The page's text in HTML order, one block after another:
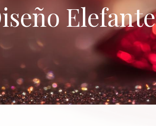
Elefante